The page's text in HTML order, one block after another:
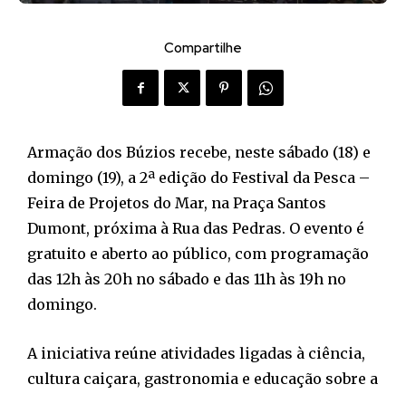
Compartilhe
Armação dos Búzios recebe, neste sábado (18) e
domingo (19), a 2ª edição do Festival da Pesca –
Feira de Projetos do Mar, na Praça Santos
Dumont, próxima à Rua das Pedras. O evento é
gratuito e aberto ao público, com programação
das 12h às 20h no sábado e das 11h às 19h no
domingo.
A iniciativa reúne atividades ligadas à ciência,
cultura caiçara, gastronomia e educação sobre a